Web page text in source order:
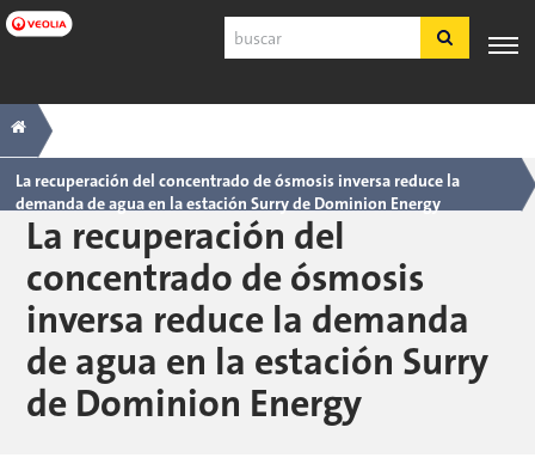
Ir
a
Buscar
Navegación
principal
EXPERIENCIA
SDS
COA
Nosotros
Empleos
Registrarse
Ingresar
Breadcrumb
La recuperación del concentrado de ósmosis inversa reduce la
demanda de agua en la estación Surry de Dominion Energy
La recuperación del
concentrado de ósmosis
inversa reduce la demanda
de agua en la estación Surry
de Dominion Energy